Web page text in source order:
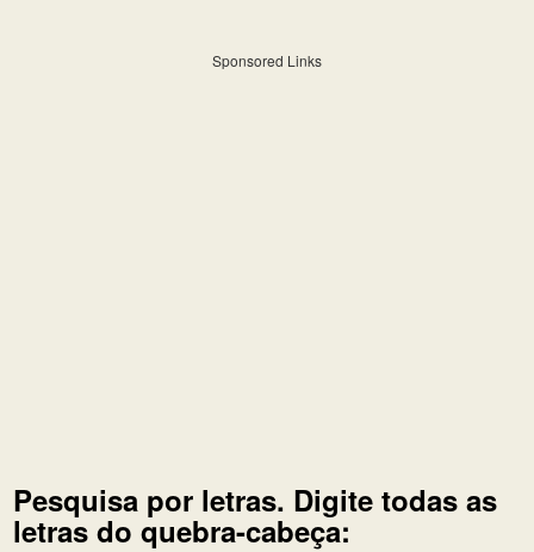
Sponsored Links
Pesquisa por letras. Digite todas as
letras do quebra-cabeça: